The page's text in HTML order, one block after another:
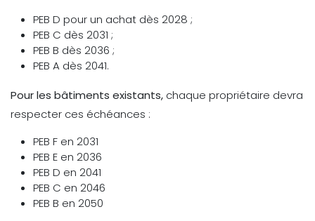
PEB D pour un achat dès 2028 ;
PEB C dès 2031 ;
PEB B dès 2036 ;
PEB A dès 2041.
Pour les bâtiments existants, chaque propriétaire devra
respecter ces échéances :
PEB F en 2031
PEB E en 2036
PEB D en 2041
PEB C en 2046
PEB B en 2050